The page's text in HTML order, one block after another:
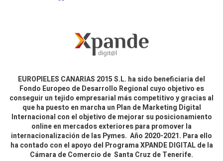
EUROPIELES CANARIAS 2015 S.L. ha sido beneficiaria del
Fondo Europeo de Desarrollo Regional cuyo objetivo es
conseguir un tejido empresarial más competitivo y gracias al
que ha puesto en marcha un Plan de Marketing Digital
Internacional con el objetivo de mejorar su posicionamiento
online en mercados exteriores para promover la
internacionalización de las Pymes. Año 2020-2021. Para ello
ha contado con el apoyo del Programa XPANDE DIGITAL de la
Cámara de Comercio de Santa Cruz de Tenerife.